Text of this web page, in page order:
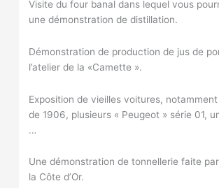
Visite du four banal dans lequel vous
une démonstration de distillation.
Démonstration de production de jus de
l’atelier de la «Camette ».
Exposition de vieilles voitures,
de 1906, plusieurs « Peugeot » série 01,
…
Une démonstration de tonnellerie faite
la Côte d’Or.